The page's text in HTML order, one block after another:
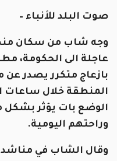
صوت البلد للأنباء –
وجه شاب من سكان
عاجلة الى الحكومة،
بازعاج متكرر يصدر عن
المنطقة خلال ساعات
الوضع بات يؤثر بشكل
وراحتهم اليومية.
وقال الشاب في